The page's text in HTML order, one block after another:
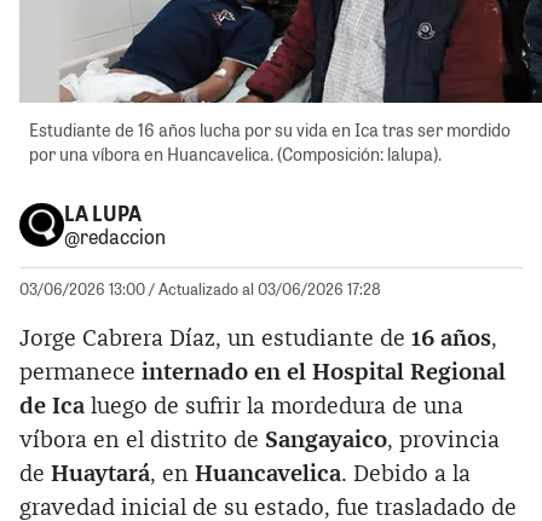
Estudiante de 16 años lucha por su vida en Ica tras ser mordido
por una víbora en Huancavelica. (Composición: lalupa).
LA LUPA
@redaccion
03/06/2026 13:00/ Actualizado al 03/06/2026 17:28
Jorge Cabrera Díaz, un estudiante de 16 años,
permanece internado en el Hospital Regional
de Ica luego de sufrir la mordedura de una
víbora en el distrito de Sangayaico, provincia
de Huaytará, en Huancavelica. Debido a la
gravedad inicial de su estado, fue trasladado de